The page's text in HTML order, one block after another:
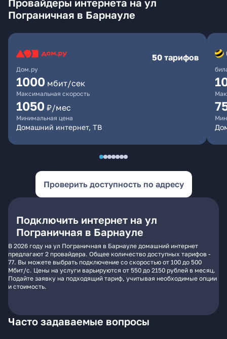
Провайдеры интернета на ул
Пограничная в Барнауле
Дом.ру
50 тарифов
1000 мбит/сек
Максимальная скорость
1050 ₽/мес
Минимальная цена
Домашний интернет, ТВ
Проверить доступность по адресу
Подключить интернет на ул
Пограничная в Барнауле
В 2026 году на ул Пограничная в Барнауле домашний интернет
предлагают 2 провайдера. Общее количество доступных тарифов -
77. Вы можете выбрать подключение со скоростью от 100 до 500
Мбит/с. Цены на услуги варьируются от 550 до 2150 рублей в месяц.
Подайте заявку на подходящий тариф, учитывая необходимые опции
и стоимость.
Часто задаваемые вопросы